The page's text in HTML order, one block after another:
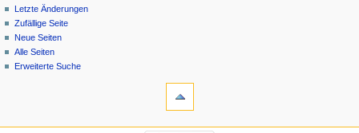
Letzte Änderungen
Zufällige Seite
Neue Seiten
Alle Seiten
Erweiterte Suche